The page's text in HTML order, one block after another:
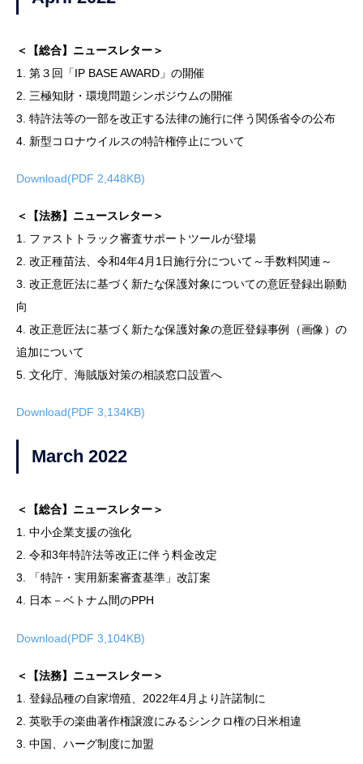
＜【総合】ニュースレター＞
1. 第３回「IP BASE AWARD」の開催
2. 三極知財・環境問題シンポジウムの開催
3. 特許法等の一部を改正する法律の施行に伴う関係省令の公布
4. 新型コロナウイルスの特許権停止について
Download(PDF 2,448KB)
＜【法務】ニュースレター＞
1. ファストトラック審査サポートツールが登場
2. 改正種苗法、令和4年4月1日施行分について～手数料関連～
3. 改正意匠法に基づく新たな保護対象についての意匠登録出願動
向
4. 改正意匠法に基づく新たな保護対象の意匠登録事例（画像）の
追加について
5. 文化庁、海賊版対策の相談窓口設置へ
Download(PDF 3,134KB)
March 2022
＜【総合】ニュースレター＞
1. 中小企業支援の強化
2. 令和3年特許法等改正に伴う料金改定
3. 「特許・実用新案審査基準」改訂案
4. 日本－ベトナム間のPPH
Download(PDF 3,104KB)
＜【法務】ニュースレター＞
1. 登録品種の自家増殖、2022年4月より許諾制に
2. 英歌手の楽曲著作権譲渡にみるシンクロ権の日米相違
3. 中国、ハーグ制度に加盟